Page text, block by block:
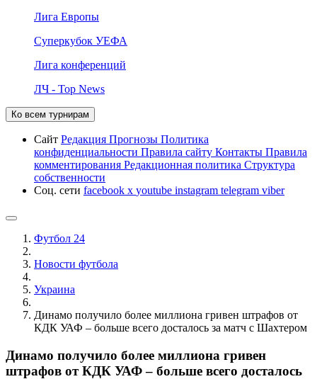
Лига Европы
Суперкубок УЕФА
Лига конференций
ЛЧ - Top News
Ко всем турнирам
Сайт Редакция Прогнозы Политика
конфиденциальности Правила сайту Контакты Правила
комментирования Редакционная политика Структура
собственности
Соц. сети facebook x youtube instagram telegram viber
Футбол 24
Новости футбола
Украина
Динамо получило более миллиона гривен штрафов от
КДК УАФ – больше всего досталось за матч с Шахтером
Динамо получило более миллиона гривен
штрафов от КДК УАФ – больше всего досталось